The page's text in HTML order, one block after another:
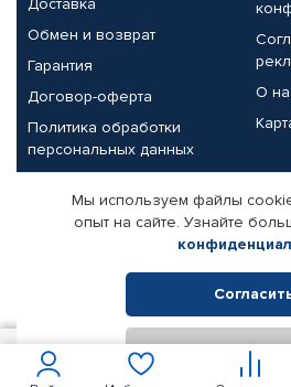
Обмен и возврат
Гарантия
Договор-оферта
Политика обработки
персональных данных
О
Партнерам
Корпоративным клиентам
Поставщикам
© КАМАЗ ЦЕНТР ДОНЕЦК, 2015-2026.
Интернет-магазин автомобильных
Мы используем файлы
опыт на сайте. Узнайте
200